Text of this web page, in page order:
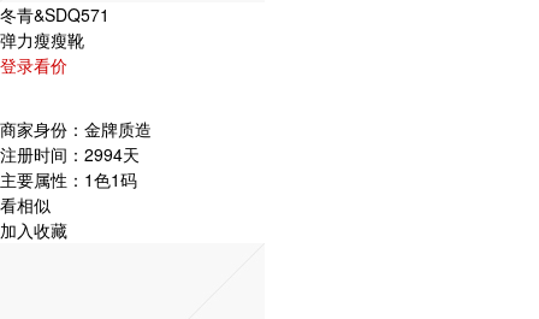
冬青&SDQ571
弹力瘦瘦靴
登录看价
商家身份： 金牌质造
注册时间： 2994天
主要属性： 1色1码
看相似
加入收藏